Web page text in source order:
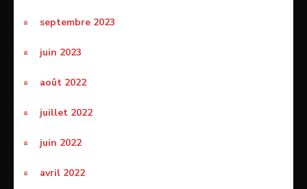
septembre 2023
juin 2023
août 2022
juillet 2022
juin 2022
avril 2022